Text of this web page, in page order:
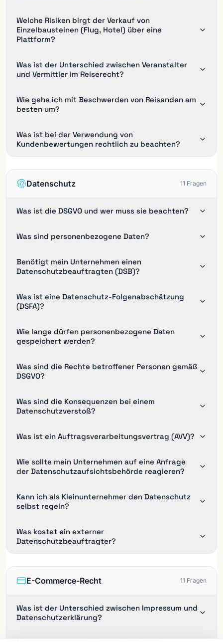
Welche Risiken birgt der Verkauf von
Einzelbausteinen (Flug, Hotel) über eine
Plattform?
Was ist der Unterschied zwischen Veranstalter
und Vermittler im Reiserecht?
Wie gehe ich mit Beschwerden von Reisenden am
besten um?
Was ist bei der Verwendung von
Kundenbewertungen rechtlich zu beachten?
Datenschutz 11 Fragen
Was ist die DSGVO und wer muss sie beachten?
Was sind personenbezogene Daten?
Benötigt mein Unternehmen einen
Datenschutzbeauftragten (DSB)?
Was ist eine Datenschutz-Folgenabschätzung
(DSFA)?
Wie lange dürfen personenbezogene Daten
gespeichert werden?
Was sind die Rechte betroffener Personen gemäß
DSGVO?
Was sind die Konsequenzen bei einem
Datenschutzverstoß?
Was ist ein Auftragsverarbeitungsvertrag (AVV)?
Wie sollte mein Unternehmen auf eine Anfrage
der Datenschutzaufsichtsbehörde reagieren?
Kann ich als Kleinunternehmer den Datenschutz
selbst regeln?
Was kostet ein externer
Datenschutzbeauftragter?
E-Commerce-Recht 11 Fragen
Was ist der Unterschied zwischen Impressum und
Datenschutzerklärung?